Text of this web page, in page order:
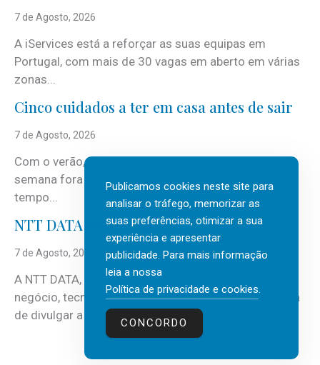
7 de Agosto, 2026
A iServices está a reforçar as suas equipas em
Portugal, com mais de 30 vagas em aberto em várias
zonas...
Cinco cuidados a ter em casa antes de sair
7 de Agosto, 2026
Com o verão, chegam também as férias, os fins-de-
semana fora e os dias em que a casa fica mais
tempo...
NTT DATA Insurtech Global Outlook 2026
7 de Agosto, 2026
A NTT DATA, consultora global em serviços de
negócio, tecnologia e inteligência artificial (IA), acaba
de divulgar a mais recente...
Publicamos cookies neste site para
analisar o tráfego, memorizar as
suas preferências, otimizar a sua
experiência e apresentar
publicidade. Para mais informação
leia a nossa
Política de privacidade e cookies.
CONCORDO